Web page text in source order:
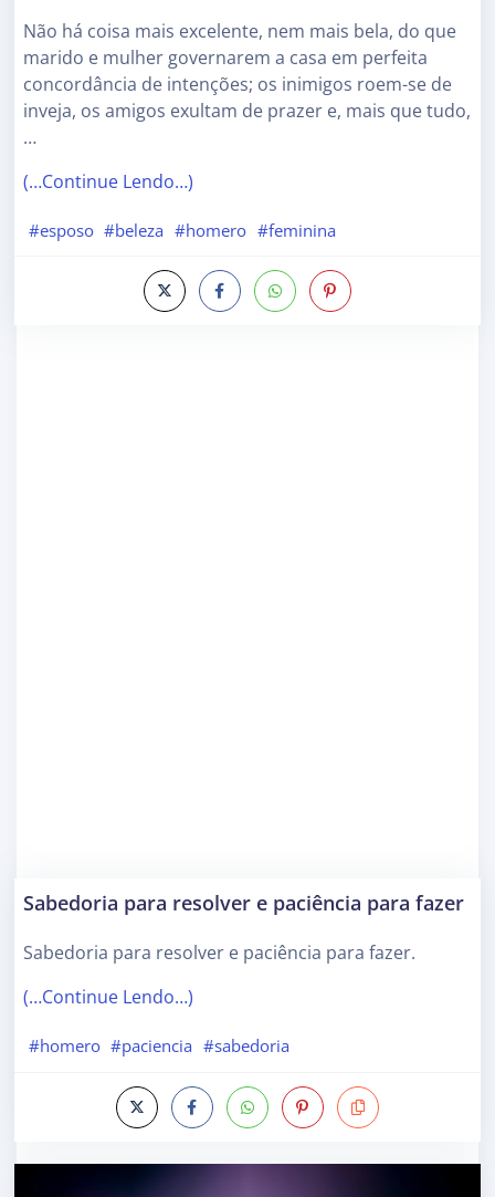
Não há coisa mais excelente, nem mais bela, do que
marido e mulher governarem a casa em perfeita
concordância de intenções; os inimigos roem-se de
inveja, os amigos exultam de prazer e, mais que tudo,
…
(…Continue Lendo…)
#esposo #beleza #homero #feminina
Sabedoria para resolver e paciência para fazer
Sabedoria para resolver e paciência para fazer.
(…Continue Lendo…)
#homero #paciencia #sabedoria